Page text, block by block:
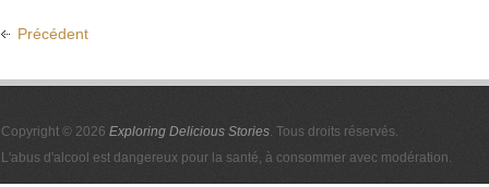
Précédent
Copyright © 2026 Exploring Delicious Stories. Tous droits réservés.
L'abus d'alcool est dangereux pour la santé, à consommer avec modération.